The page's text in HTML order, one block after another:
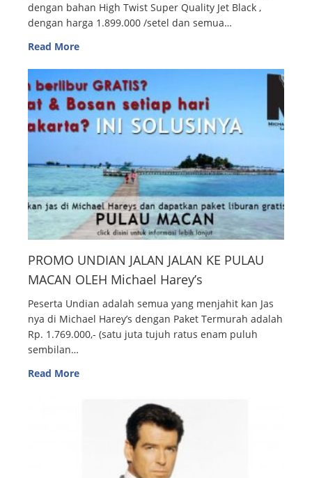
dengan bahan High Twist Super Quality Jet Black ,
dengan harga 1.899.000 /setel dan semua…
Read More
PROMO UNDIAN JALAN JALAN KE PULAU
MACAN OLEH Michael Harey’s
Peserta Undian adalah semua yang menjahit kan Jas
nya di Michael Harey’s dengan Paket Termurah adalah
Rp. 1.769.000,- (satu juta tujuh ratus enam puluh
sembilan…
Read More